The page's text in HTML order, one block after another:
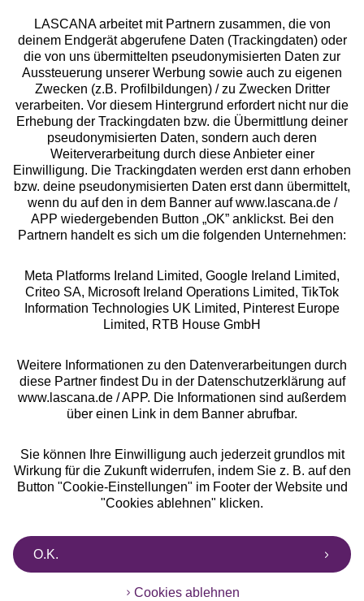
Services
Beratung
Über uns
Rechtliches
Alle Preise inkl. MwSt., zzgl.
Versandkosten
** Bonität vorausgesetzt, berechtigt zur Bonitätsprüfung
LASCANA arbeitet mit Partnern zusammen, die von
deinem Endgerät abgerufene Daten (Trackingdaten) oder
die von uns übermittelten pseudonymisierten Daten zur
Aussteuerung unserer Werbung sowie auch zu eigenen
Zwecken (z.B. Profilbildungen) / zu Zwecken Dritter
verarbeiten. Vor diesem Hintergrund erfordert nicht nur die
Erhebung der Trackingdaten bzw. die Übermittlung deiner
pseudonymisierten Daten, sondern auch deren
Weiterverarbeitung durch diese Anbieter einer
Einwilligung. Die Trackingdaten werden erst dann erhoben
bzw. deine pseudonymisierten Daten erst dann übermittelt,
wenn du auf den in dem Banner auf www.lascana.de /
APP wiedergebenden Button „OK” anklickst. Bei den
Partnern handelt es sich um die folgenden Unternehmen:
Meta Platforms Ireland Limited, Google Ireland Limited,
Criteo SA, Microsoft Ireland Operations Limited, TikTok
Information Technologies UK Limited, Pinterest Europe
Limited, RTB House GmbH
Weitere Informationen zu den Datenverarbeitungen durch
diese Partner findest Du in der Datenschutzerklärung auf
www.lascana.de / APP. Die Informationen sind außerdem
über einen Link in dem Banner abrufbar.
Sie können Ihre Einwilligung auch jederzeit grundlos mit
Wirkung für die Zukunft widerrufen, indem Sie z. B. auf den
Button "Cookie-Einstellungen" im Footer der Website und
"Cookies ablehnen" klicken.
O.K.
Cookies ablehnen